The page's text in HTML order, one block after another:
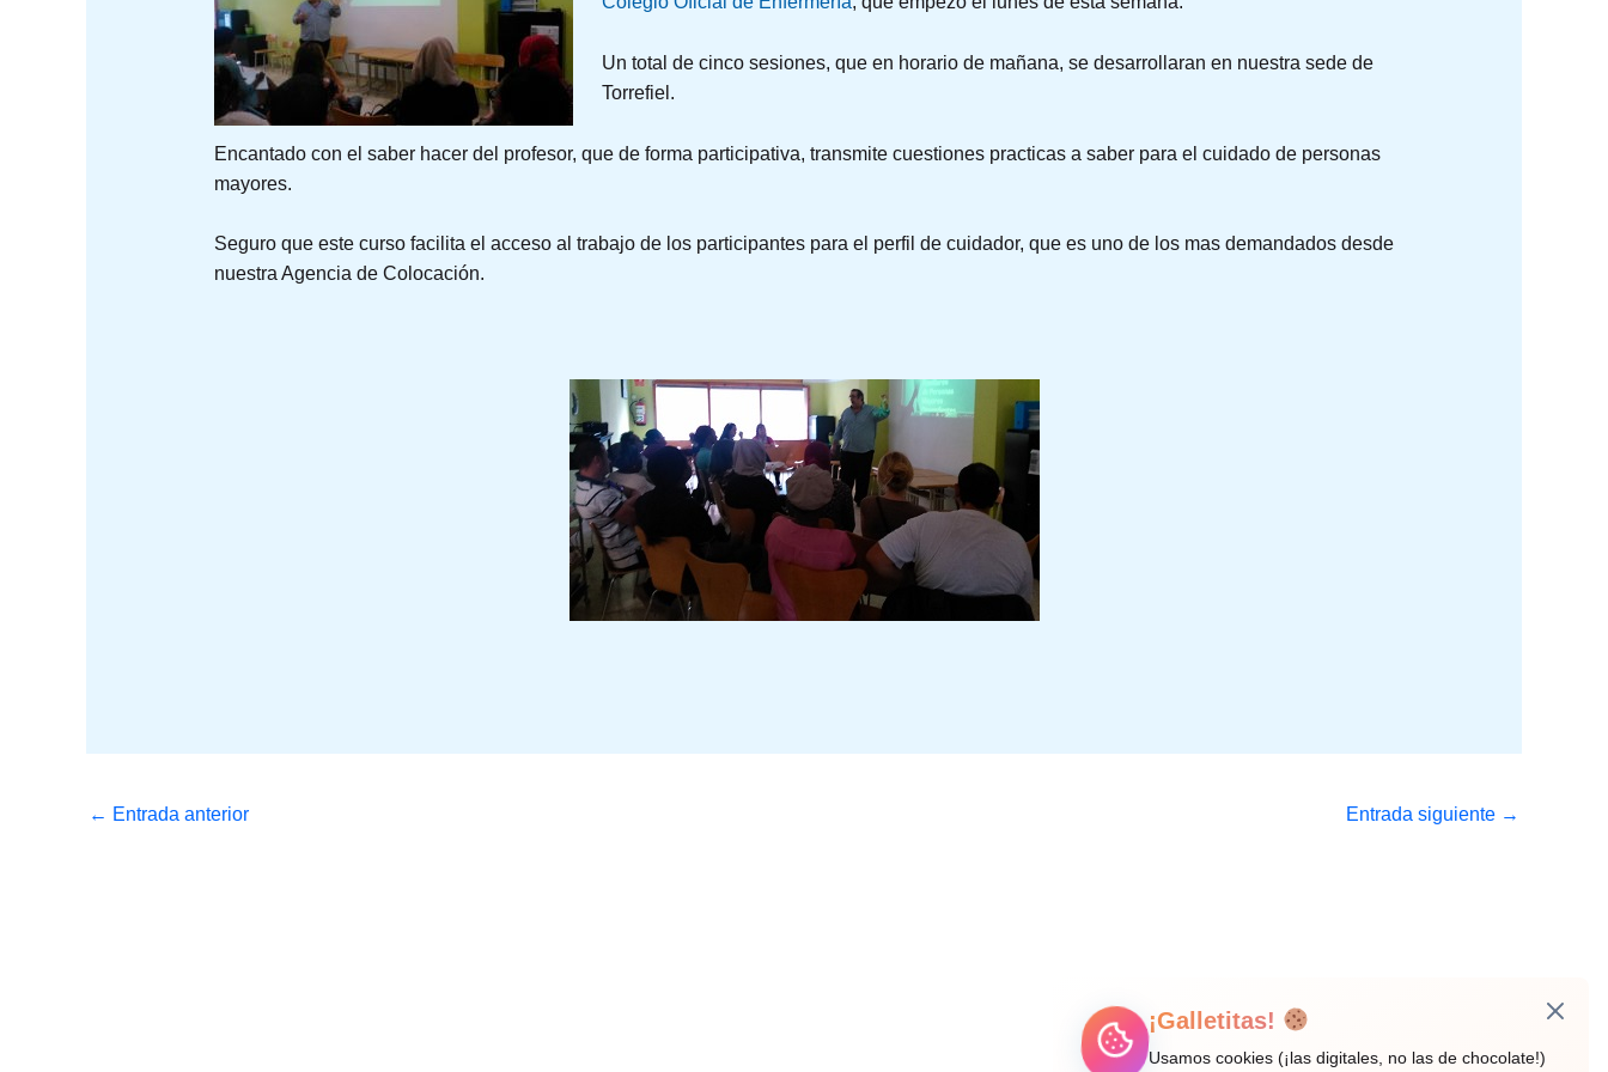
Un total de cinco sesiones, que en horario de mañana, se desarrollaran en nuestra sede de
Torrefiel.
Encantado con el saber hacer del profesor, que de forma participativa, transmite cuestiones practicas a saber para el cuidado de personas
mayores.
Seguro que este curso facilita el acceso al trabajo de los participantes para el perfil de cuidador, que es uno de los mas demandados desde
nuestra Agencia de Colocación.
← Entrada anterior Entrada siguiente →
¡Galletitas!
Usamos cookies (¡las digitales, no las de chocolate!)